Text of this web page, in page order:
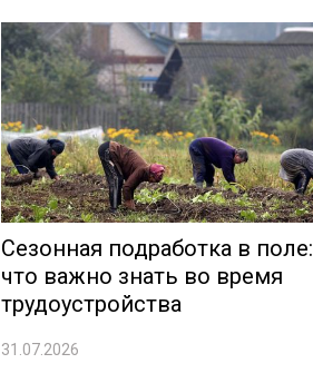
Сезонная подработка в поле:
что важно знать во время
трудоустройства
31.07.2026